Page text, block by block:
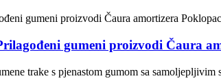
gumeni proizvodi Čaura